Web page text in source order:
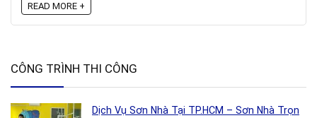
READ MORE +
CÔNG TRÌNH THI CÔNG
Dịch Vụ Sơn Nhà Tại TP.HCM – Sơn Nhà Trọn